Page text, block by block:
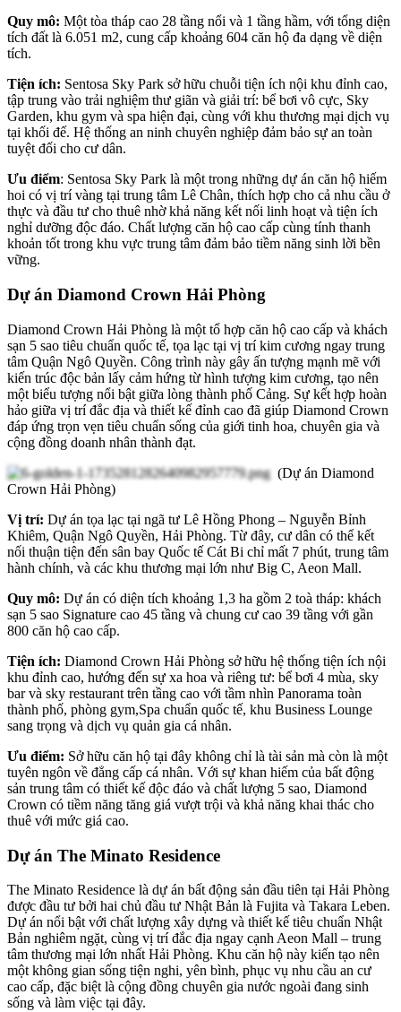
Quy mô: Một tòa tháp cao 28 tầng nổi và 1 tầng hầm, với tổng diện
tích đất là 6.051 m2, cung cấp khoảng 604 căn hộ đa dạng về diện
tích.
Tiện ích: Sentosa Sky Park sở hữu chuỗi tiện ích nội khu đỉnh cao,
tập trung vào trải nghiệm thư giãn và giải trí: bể bơi vô cực, Sky
Garden, khu gym và spa hiện đại, cùng với khu thương mại dịch vụ
tại khối đế. Hệ thống an ninh chuyên nghiệp đảm bảo sự an toàn
tuyệt đối cho cư dân.
Ưu điểm: Sentosa Sky Park là một trong những dự án căn hộ hiếm
hoi có vị trí vàng tại trung tâm Lê Chân, thích hợp cho cả nhu cầu ở
thực và đầu tư cho thuê nhờ khả năng kết nối linh hoạt và tiện ích
nghỉ dưỡng độc đáo. Chất lượng căn hộ cao cấp cùng tính thanh
khoản tốt trong khu vực trung tâm đảm bảo tiềm năng sinh lời bền
vững.
Dự án Diamond Crown Hải Phòng
Diamond Crown Hải Phòng là một tổ hợp căn hộ cao cấp và khách
sạn 5 sao tiêu chuẩn quốc tế, tọa lạc tại vị trí kim cương ngay trung
tâm Quận Ngô Quyền. Công trình này gây ấn tượng mạnh mẽ với
kiến trúc độc bản lấy cảm hứng từ hình tượng kim cương, tạo nên
một biểu tượng nổi bật giữa lòng thành phố Cảng. Sự kết hợp hoàn
hảo giữa vị trí đắc địa và thiết kế đỉnh cao đã giúp Diamond Crown
đáp ứng trọn vẹn tiêu chuẩn sống của giới tinh hoa, chuyên gia và
cộng đồng doanh nhân thành đạt.
(Dự án Diamond
Crown Hải Phòng)
Vị trí: Dự án tọa lạc tại ngã tư Lê Hồng Phong – Nguyễn Bỉnh
Khiêm, Quận Ngô Quyền, Hải Phòng. Từ đây, cư dân có thể kết
nối thuận tiện đến sân bay Quốc tế Cát Bi chỉ mất 7 phút, trung tâm
hành chính, và các khu thương mại lớn như Big C, Aeon Mall.
Quy mô: Dự án có diện tích khoảng 1,3 ha gồm 2 toà tháp: khách
sạn 5 sao Signature cao 45 tầng và chung cư cao 39 tầng với gần
800 căn hộ cao cấp.
Tiện ích: Diamond Crown Hải Phòng sở hữu hệ thống tiện ích nội
khu đỉnh cao, hướng đến sự xa hoa và riêng tư: bể bơi 4 mùa, sky
bar và sky restaurant trên tầng cao với tầm nhìn Panorama toàn
thành phố, phòng gym,Spa chuẩn quốc tế, khu Business Lounge
sang trọng và dịch vụ quản gia cá nhân.
Ưu điểm: Sở hữu căn hộ tại đây không chỉ là tài sản mà còn là một
tuyên ngôn về đẳng cấp cá nhân. Với sự khan hiếm của bất động
sản trung tâm có thiết kế độc đáo và chất lượng 5 sao, Diamond
Crown có tiềm năng tăng giá vượt trội và khả năng khai thác cho
thuê với mức giá cao.
Dự án The Minato Residence
The Minato Residence là dự án bất động sản đầu tiên tại Hải Phòng
được đầu tư bởi hai chủ đầu tư Nhật Bản là Fujita và Takara Leben.
Dự án nổi bật với chất lượng xây dựng và thiết kế tiêu chuẩn Nhật
Bản nghiêm ngặt, cùng vị trí đắc địa ngay cạnh Aeon Mall – trung
tâm thương mại lớn nhất Hải Phòng. Khu căn hộ này kiến tạo nên
một không gian sống tiện nghi, yên bình, phục vụ nhu cầu an cư
cao cấp, đặc biệt là cộng đồng chuyên gia nước ngoài đang sinh
sống và làm việc tại đây.